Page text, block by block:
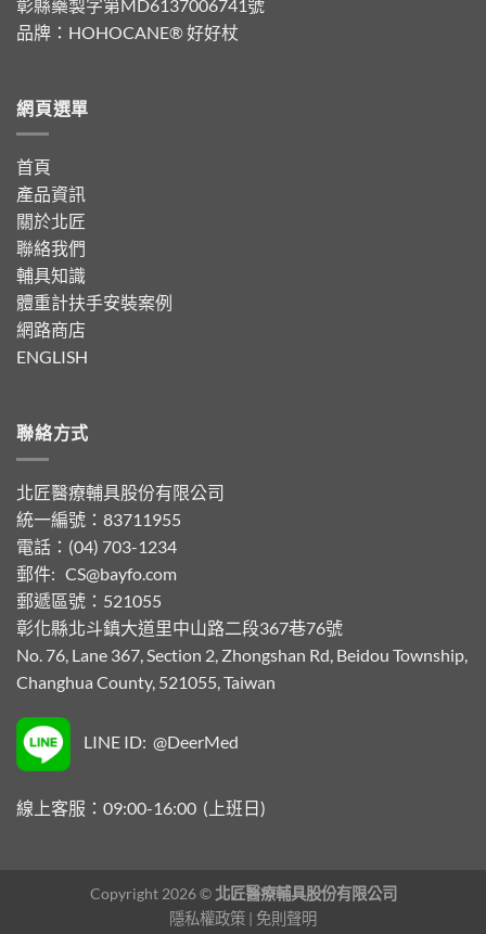
彰縣藥製字第MD6137006741號
品牌： HOHOCANE® 好好杖
網頁選單
首頁
產品資訊
關於北匠
聯絡我們
輔具知識
體重計扶手安裝案例
網路商店
ENGLISH
聯絡方式
北匠醫療輔具股份有限公司
統一編號：83711955
電話：(04) 703-1234
郵件: CS@bayfo.com
郵遞區號：521055
彰化縣北斗鎮大道里中山路二段367巷76號
No. 76, Lane 367, Section 2, Zhongshan Rd, Beidou Township,
Changhua County, 521055, Taiwan
LINE ID: @DeerMed
線上客服：09:00-16:00 (上班日)
Copyright 2026 © 北匠醫療輔具股份有限公司
隱私權政策 | 免則聲明